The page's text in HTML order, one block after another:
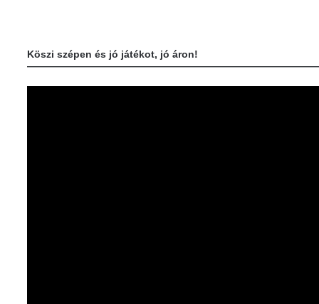
Köszi szépen és jó játékot, jó áron!